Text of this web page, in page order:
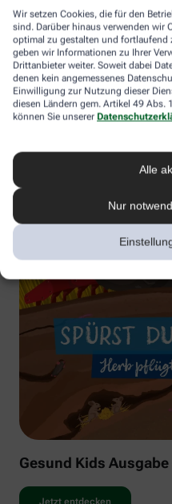
Wir setzen Cookies, die für den
sind. Darüber hinaus verwenden wir
optimal zu gestalten und fortlaufend
geben wir Informationen zu Ihrer
Drittanbieter weiter. Soweit dabei
denen kein angemessenes
Einwilligung zur Nutzung dieser
diesen Ländern gem. Artikel 49 Abs.
können Sie unserer
Alle
Nur
Gesund Kids Ausgabe
Jetzt entdecken